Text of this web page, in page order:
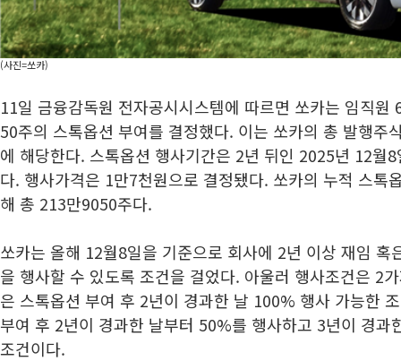
(사진=쏘카)
11일 금융감독원 전자공시시스템에 따르면 쏘카는 임직
50주의 스톡옵션 부여를 결정했다. 이는 쏘카의 총 발행
에 해당한다. 스톡옵션 행사기간은 2년 뒤인 2025년 12월
다. 행사가격은 1만7천원으로 결정됐다. 쏘카의 누적 스톡
해 총 213만9050주다.
쏘카는 올해 12월8일을 기준으로 회사에 2년 이상 재임 혹
을 행사할 수 있도록 조건을 걸었다. 아울러 행사조건은 2
은 스톡옵션 부여 후 2년이 경과한 날 100% 행사 가능한
부여 후 2년이 경과한 날부터 50%를 행사하고 3년이 경과
조건이다.